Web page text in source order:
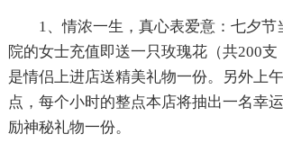
1、情浓一生，真心表爱意：七夕节
院的女士充值即送一只玫瑰花（共200
是情侣上进店送精美礼物一份。另外上
点，每个小时的整点本店将抽出一名幸
励神秘礼物一份。